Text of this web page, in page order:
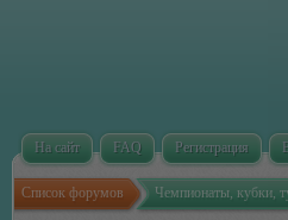
На сайт FAQ Регистрация
Список форумов Чемпионаты, кубки,